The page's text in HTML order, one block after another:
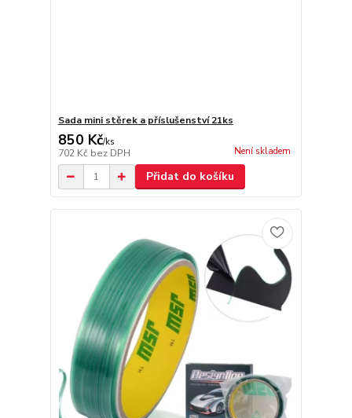
Sada mini stěrek a příslušenství 21ks
850 Kč/ks
702 Kč bez DPH Není skladem
Přidat do košíku